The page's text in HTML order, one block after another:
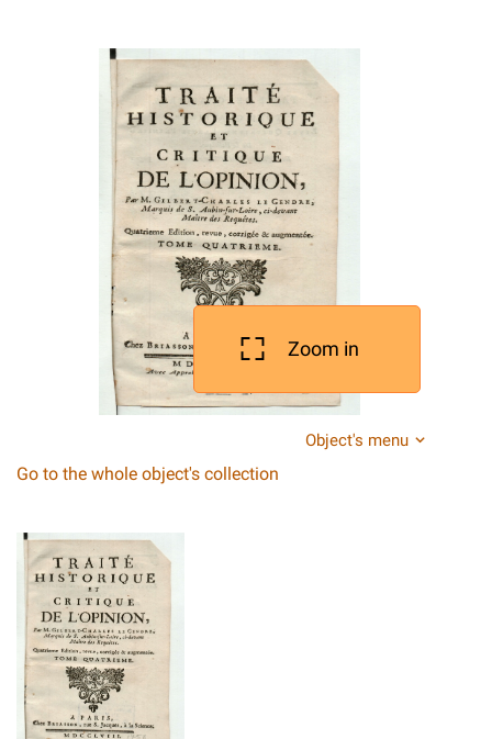
Zoom in
Object's menu
Go to the whole object's collection